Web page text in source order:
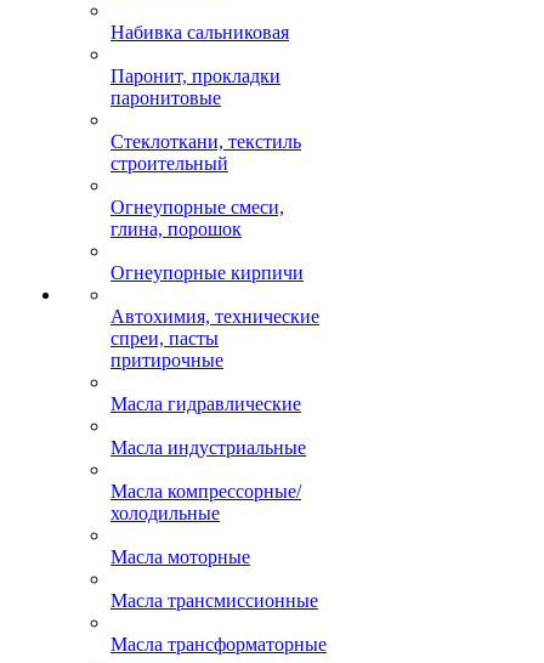
Набивка сальниковая
Паронит, прокладки
паронитовые
Стеклоткани, текстиль
строительный
Огнеупорные смеси,
глина, порошок
Огнеупорные кирпичи
Автохимия, технические
спреи, пасты
притирочные
Масла гидравлические
Масла индустриальные
Масла компрессорные/
холодильные
Масла моторные
Масла трансмиссионные
Масла трансформаторные